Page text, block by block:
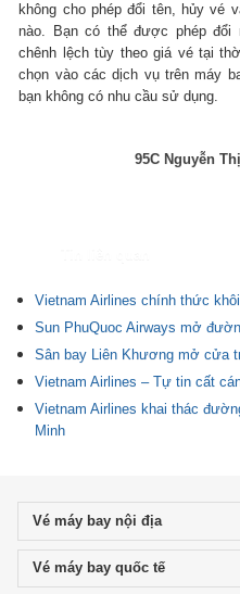
không cho phép đổi tên, hủy vé
nào. Bạn có thể được phép đổi
chênh lệch tùy theo giá vé tại
chọn vào các dịch vụ trên máy
bạn không có nhu cầu sử dụng.
95C Nguyễn
Vietnam Airlines chính thức
Sun PhuQuoc Airways mở
Sân bay Liên Khương mở cửa
Vietnam Airlines – Tự tin cất
Vietnam Airlines khai thác
Minh
Vé máy bay nội địaclick to
Vé máy bay quốc tếclick to